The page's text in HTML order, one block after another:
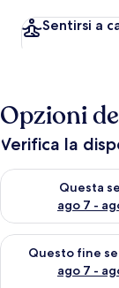
Sentirsi a
Opzioni
Verifica la
Questa
ago 7 -
Verifica la
Questo fine
ago 7 -
Verifica la